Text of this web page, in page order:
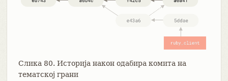
Слика 80. Историја након одабира комита на
тематској грани